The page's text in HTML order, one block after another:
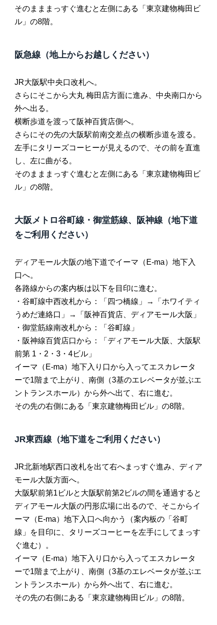
そのまままっすぐ進むと左側にある「東京建物梅田ビ
ル」の8階。
阪急線（地上からお越しください）
JR大阪駅中央口改札へ。
さらにそこから大丸 梅田店方面に進み、中央南口から
外へ出る。
横断歩道を渡って阪神百貨店側へ。
さらにその先の大阪駅前南交差点の横断歩道を渡る。
左手にタリーズコーヒーが見えるので、その前を直進
し、左に曲がる。
そのまままっすぐ進むと左側にある「東京建物梅田ビ
ル」の8階。
大阪メトロ谷町線・御堂筋線、阪神線（地下道
をご利用ください）
ディアモール大阪の地下道でイーマ（E-ma）地下入
口へ。
各路線からの案内板は以下を目印に進む。
・谷町線中西改札から：「四つ橋線」→「ホワイティ
うめだ連絡口」→「阪神百貨店、ディアモール大阪」
・御堂筋線南改札から：「谷町線」
・阪神線百貨店口から：「ディアモール大阪、大阪駅
前第 1・2・3・4ビル」
イーマ（E-ma）地下入り口から入ってエスカレータ
ーで1階まで上がり、南側（3基のエレベータが並ぶエ
ントランスホール）から外へ出て、右に進む。
その先の右側にある「東京建物梅田ビル」の8階。
JR東西線（地下道をご利用ください）
JR北新地駅西口改札を出て右へまっすぐ進み、ディア
モール大阪方面へ。
大阪駅前第1ビルと大阪駅前第2ビルの間を通過すると
ディアモール大阪の円形広場に出るので、そこからイ
ーマ（E-ma）地下入口へ向かう（案内板の「谷町
線」を目印に、タリーズコーヒーを左手にしてまっす
ぐ進む）。
イーマ（E-ma）地下入り口から入ってエスカレータ
ーで1階まで上がり、南側（3基のエレベータが並ぶエ
ントランスホール）から外へ出て、右に進む。
その先の右側にある「東京建物梅田ビル」の8階。